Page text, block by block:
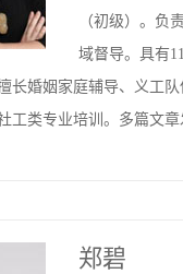
（初级）。负
域督导。具有
长婚姻家庭辅导、义工
工类专业培训。多篇文
郑碧